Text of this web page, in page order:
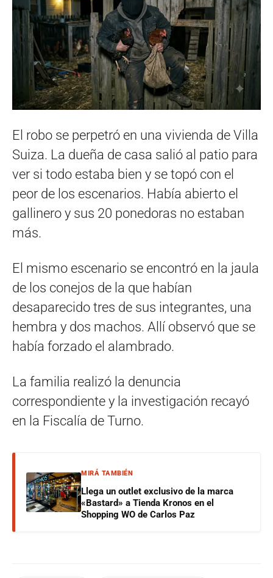
El robo se perpetró en una vivienda de Villa
Suiza. La dueña de casa salió al patio para
ver si todo estaba bien y se topó con el
peor de los escenarios. Había abierto el
gallinero y sus 20 ponedoras no estaban
más.
El mismo escenario se encontró en la jaula
de los conejos de la que habían
desaparecido tres de sus integrantes, una
hembra y dos machos. Allí observó que se
había forzado el alambrado.
La familia realizó la denuncia
correspondiente y la investigación recayó
en la Fiscalía de Turno.
MIRÁ TAMBIÉN
Llega un outlet exclusivo de la marca
«Bastard» a Tienda Kronos en el
Shopping WO de Carlos Paz